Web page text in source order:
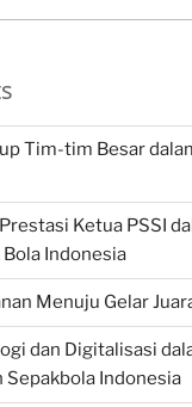
Tim-tim Besar
Ketua PSSI
Indonesia
Menuju Gelar
dan Digitalisasi
Sepakbola Indonesia